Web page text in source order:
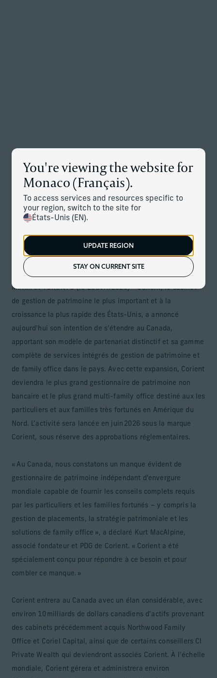
You're viewing the website for
Monaco (Français).
To access services and resources specific to
your region, switch to the site for
États-Unis (EN).
UPDATE REGION
STAY ON CURRENT SITE
Corient Entre sur le Marché
Canadien, Poursuivant son
Expansion Mondiale
Le 29 avril 2026
Télécharger
Le cabinet étend son partenariat privé pour répondre aux
besoins complexes des familles canadiennes fortunées
MIAMI et TORONTO (le 29 avril 2026) – Corient, le cabinet
de gestion de patrimoine le plus important et à la
croissance la plus rapide des États-Unis, a annoncé
aujourd’hui son intention de s’étendre au Canada,
apportant son modèle de partenariat distinctif et sa gamme
complète de services intégrés de gestion de patrimoine et
de family office dans le pays. Avec cette expansion, Corient
deviendra le plus grand gestionnaire de patrimoine non
bancaire et le plus grand multi-family office destiné aux les
particuliers et aux familles très fortunés en Amérique du
Nord. L’activité sera lancée en juin 2026 sous la marque
Corient, sous réserve des approbations réglementaires.
« Au Canada, nous constatons un manque évident de
gestionnaire de patrimoine indépendant d'envergure
mondiale capable de fournir les conseils complets requis
par les particuliers et les familles fortunés – y compris la
gestion de placements, la stratégie patrimoniale et les
solutions de family office », a déclaré Kurt MacAlpine,
associé fondateur et PDG de Corient. « Corient a été
spécialement conçu pour répondre à ce besoin et pour
combler ce manque. »
Corient entrera au Canada avec un élan considérable, avec
environ 10 milliards de dollars canadiens d’actifs provenant
des cabinets précédemment acquis Northwood Family
Office et Coriel Capital, ainsi que de certains conseillers CI
Private Wealth qui deviendront associés Corient. À l’échelle
mondiale, Corient gérera et administrera environ